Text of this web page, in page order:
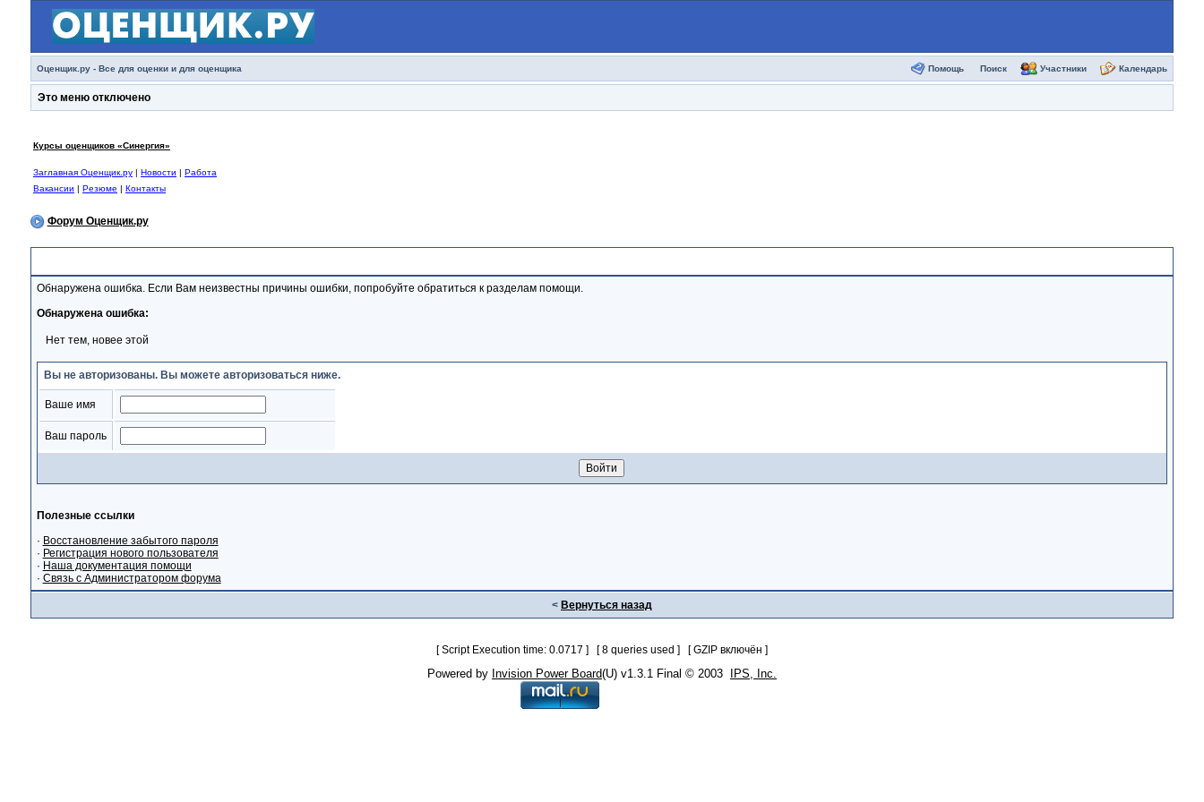
Оценщик.ру - Все для оценки и для оценщика Помощь Поиск Участники Календарь
Это меню отключено
Курсы оценщиков «Синергия»
Заглавная Оценщик.ру| Новости | Работа
Вакансии | Резюме | Контакты
Форум Оценщик.ру
Обнаружена ошибка. Если Вам неизвестны причины ошибки, попробуйте обратиться к разделам помощи.
Обнаружена ошибка:
Нет тем, новее этой
Вы не авторизованы. Вы можете авторизоваться ниже.
Ваше имя
Ваш пароль
Полезные ссылки
· Восстановление забытого пароля
· Регистрация нового пользователя
· Наша документация помощи
· Связь с Администратором форума
< Вернуться назад
[ Script Execution time: 0.0717 ] [ 8 queries used ] [ GZIP включён ]
Powered by Invision Power Board(U) v1.3.1 Final © 2003 IPS, Inc.